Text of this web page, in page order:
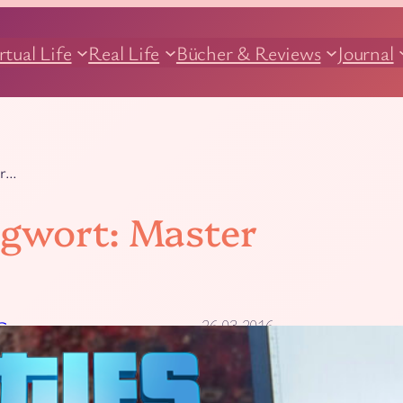
Life Real Life Bücher & Reviews Journal
Master
26.03.2016
[Video] Cities:
Neckar kanalisieren!